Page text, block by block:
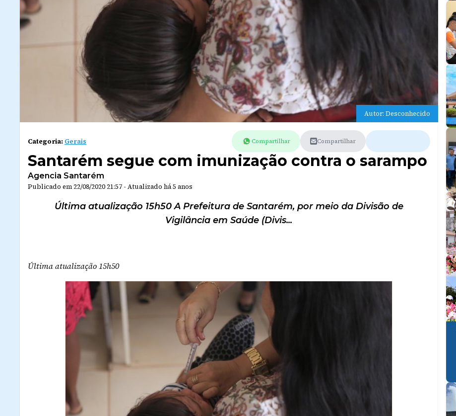
Autor: Desconhecido
Categoria: Gerais Compartilhar Compartilhar
Santarém segue com imunização contra o sarampo
Agencia Santarém
Publicado em 22/08/2020 21:57 - Atualizado há 5 anos
Última atualização 15h50 A Prefeitura de Santarém, por meio da Divisão de
Vigilância em Saúde (Divis...
Última atualização 15h50